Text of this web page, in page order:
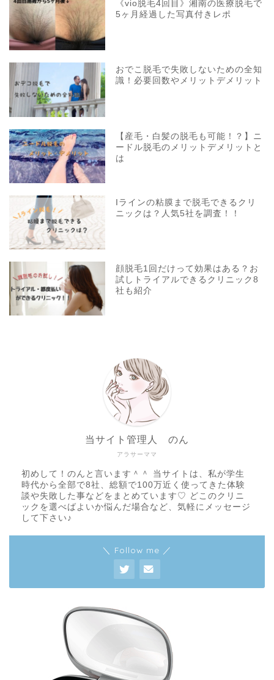
《vio脱毛4回目》湘南の医療脱毛で
5ヶ月経過した写真付きレポ
おでこ脱毛で失敗しないための全知
識！必要回数やメリットデメリット
【産毛・白髪の脱毛も可能！？】ニ
ードル脱毛のメリットデメリットと
は
Iラインの粘膜まで脱毛できるクリ
ニックは？人気5社を調査！！
顔脱毛1回だけって効果はある？お
試しトライアルできるクリニック8
社も紹介
アラサーママ
当サイト管理人 のん
初めして！のんと言います＾＾ 当サイトは、私が学生
時代から全部で8社、総額で100万近く使ってきた体験
談や失敗した事などをまとめています♡ どこのクリニ
ックを選べばよいか悩んだ場合など、気軽にメッセージ
して下さい♪
＼ Follow me ／